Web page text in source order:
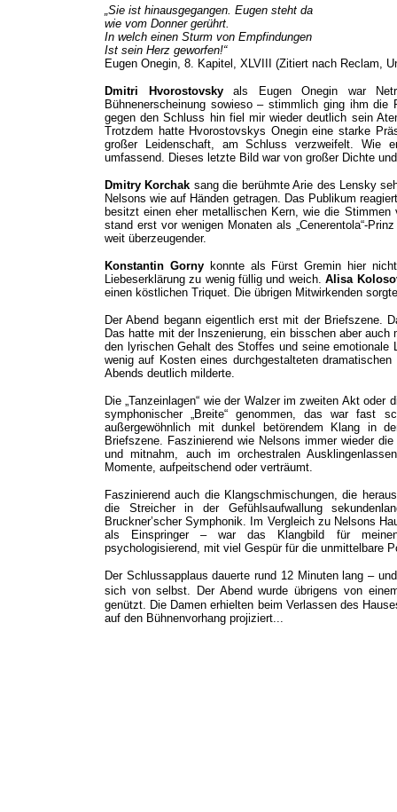
„Sie ist hinausgegangen. Eugen steht da
wie vom Donner gerührt.
In welch einen Sturm von Empfindungen
Ist sein Herz geworfen!“
Eugen Onegin, 8. Kapitel, XLVIII (Zitiert nach Reclam,
Dmitri Hvorostovskyals Eugen Onegin war
Bühnenerscheinung sowieso – stimmlich ging ihm
gegen den Schluss hin fiel mir wieder deutlich sein
Trotzdem hatte Hvorostovskys Onegin eine starke
großer Leidenschaft, am Schluss verzweifelt.
umfassend. Dieses letzte Bild war von großer Dichte
Dmitry Korchak sang die berühmte Arie des Lensky
Nelsons wie auf Händen getragen. Das Publikum
besitzt einen eher metallischen Kern, wie die
stand erst vor wenigen Monaten als „Cenerentola“-
weit überzeugender.
Konstantin Gorny konnte als Fürst Gremin hier
Liebeserklärung zu wenig füllig und weich.Alisa
einen köstlichen Triquet. Die übrigen Mitwirkenden
Der Abend begann eigentlich erst mit der Briefszene.
Das hatte mit der Inszenierung, ein bisschen aber auch
den lyrischen Gehalt des Stoffes und seine
wenig auf Kosten eines durchgestalteten
Abends deutlich milderte.
Die „Tanzeinlagen“ wie der Walzer im zweiten Akt
symphonischer „Breite“ genommen, das war fast
außergewöhnlich mit dunkel betörendem Klang in
Briefszene. Faszinierend wie Nelsons immer wieder
und mitnahm, auch im orchestralen
Momente, aufpeitschend oder verträumt.
Faszinierend auch die Klangschmischungen, die
die Streicher in der Gefühlsaufwallung
Bruckner’scher Symphonik. Im Vergleich zu Nelsons
als Einspringer – war das Klangbild für
psychologisierend, mit viel Gespür für die unmittelbare
Der Schlussapplaus dauerte rund 12 Minuten lang –
sich von selbst.
Der Abend wurde übrigens von
genützt. Die Damen erhielten beim Verlassen des
auf den Bühnenvorhang projiziert...